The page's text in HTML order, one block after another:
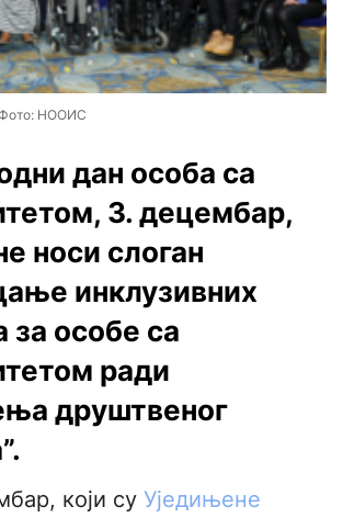
НООИС
дан особа са
3. децембар,
носи слоган
инклузивних
за особе са
ради
друштвеног
који су Уједињене